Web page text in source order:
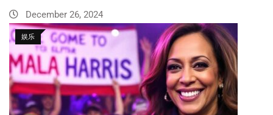
December 26, 2024
娱乐